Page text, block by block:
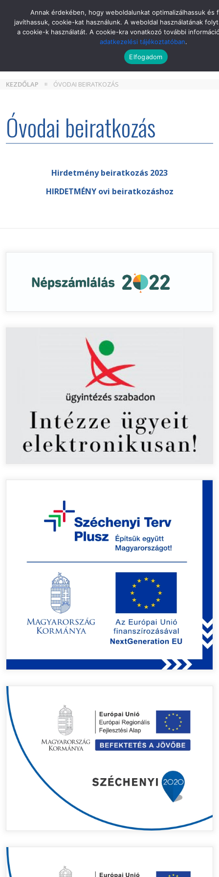
KEZDŐLAP ÓVODAI BEIRATKOZÁS
Óvodai beiratkozás
Hirdetmény beiratkozás 2023
HIRDETMÉNY ovi beiratkozáshoz
Annak érdekében, hogy weboldalunkat optimalizálhassuk és
javíthassuk, cookie-kat használunk. A weboldal használatának
a cookie-k használatát. A cookie-kra vonatkozó további
adatkezelési tájékoztatóban.
Elfogadom